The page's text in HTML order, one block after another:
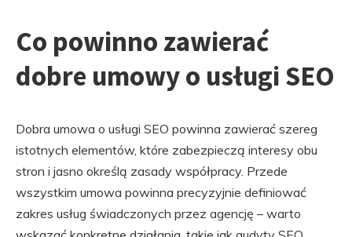
Co powinno zawierać
dobre umowy o usługi SEO
Dobra umowa o usługi SEO powinna zawierać szereg
istotnych elementów, które zabezpieczą interesy obu
stron i jasno określą zasady współpracy. Przede
wszystkim umowa powinna precyzyjnie definiować
zakres usług świadczonych przez agencję – warto